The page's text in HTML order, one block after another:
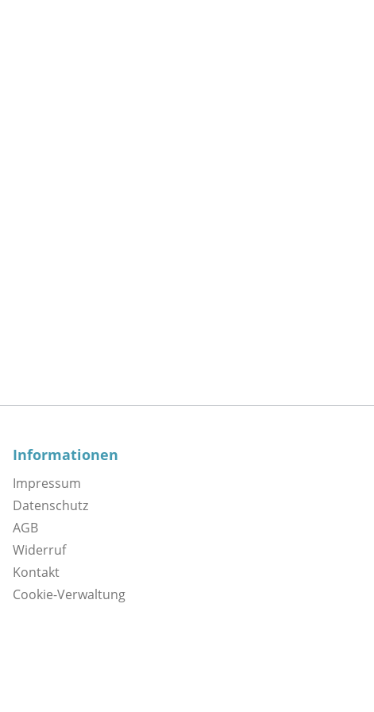
Informationen
Impressum
Datenschutz
AGB
Widerruf
Kontakt
Cookie-Verwaltung